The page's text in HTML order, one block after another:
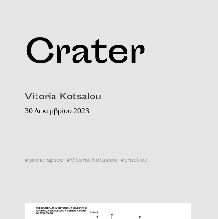
Crater
Vitoria Kotsalou
30 Δεκεμβρίου 2023
#public space #Vitoria Kotsalou #practice